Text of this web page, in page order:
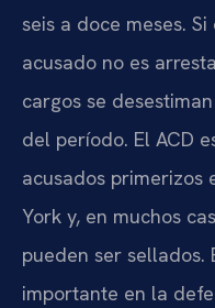
seis a doce meses.
acusado no es
cargos se
del período. El ACD
acusados primerizos
York y, en muchos
pueden ser sellados.
importante en la